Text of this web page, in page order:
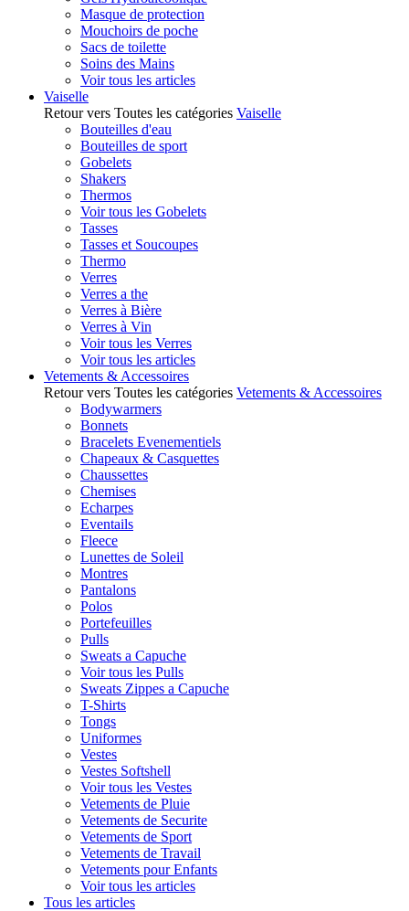
Masque de protection
Mouchoirs de poche
Sacs de toilette
Soins des Mains
Voir tous les articles
Vaiselle
Retour vers Toutes les catégories Vaiselle
Bouteilles d'eau
Bouteilles de sport
Gobelets
Shakers
Thermos
Voir tous les Gobelets
Tasses
Tasses et Soucoupes
Thermo
Verres
Verres a the
Verres à Bière
Verres à Vin
Voir tous les Verres
Voir tous les articles
Vetements & Accessoires
Retour vers Toutes les catégories Vetements & Accessoires
Bodywarmers
Bonnets
Bracelets Evenementiels
Chapeaux & Casquettes
Chaussettes
Chemises
Echarpes
Eventails
Fleece
Lunettes de Soleil
Montres
Pantalons
Polos
Portefeuilles
Pulls
Sweats a Capuche
Voir tous les Pulls
Sweats Zippes a Capuche
T-Shirts
Tongs
Uniformes
Vestes
Vestes Softshell
Voir tous les Vestes
Vetements de Pluie
Vetements de Securite
Vetements de Sport
Vetements de Travail
Vetements pour Enfants
Voir tous les articles
Tous les articles